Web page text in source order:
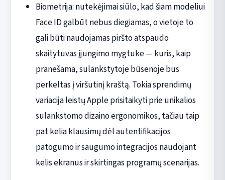
Biometrija: nutekėjimai siūlo, kad šiam modeliui
Face ID galbūt nebus diegiamas, o vietoje to
gali būti naudojamas piršto atspaudo
skaitytuvas įjungimo mygtuke — kuris, kaip
pranešama, sulankstytoje būsenoje bus
perkeltas į viršutinį kraštą. Tokia sprendimų
variacija leistų Apple prisitaikyti prie unikalios
sulankstomo dizaino ergonomikos, tačiau taip
pat kelia klausimų dėl autentifikacijos
patogumo ir saugumo integracijos naudojant
kelis ekranus ir skirtingas programų scenarijas.